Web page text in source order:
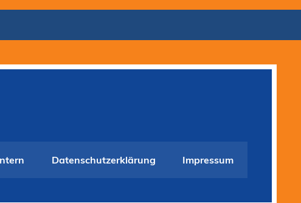
Datenschutzerklärung Impressum